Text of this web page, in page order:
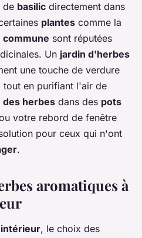
de basilic directement dans
plantes comme la
sont réputées
Un jardin d'herbes
une touche de verdure
tout en purifiant l'air de
herbes dans des pots
votre rebord de fenêtre
pour ceux qui n'ont
.
aromatiques à
, le choix des